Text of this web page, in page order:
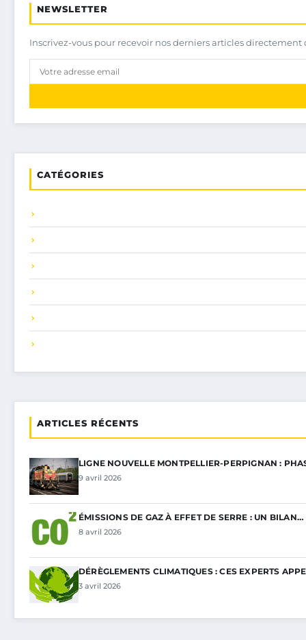
NEWSLETTER
Inscrivez-vous pour recevoir nos derniers articles
CATÉGORIES
ARTICLES RÉCENTS
LIGNE NOUVELLE MONTPELLIER-PERPIGNAN :
9 avril 2026
ÉMISSIONS DE GAZ À EFFET DE SERRE : UN BILAN…
8 avril 2026
DÉRÈGLEMENTS CLIMATIQUES : CES EXPERTS
3 avril 2026